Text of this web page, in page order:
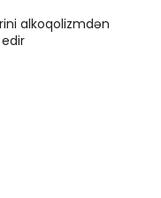
alkoqolizmdən